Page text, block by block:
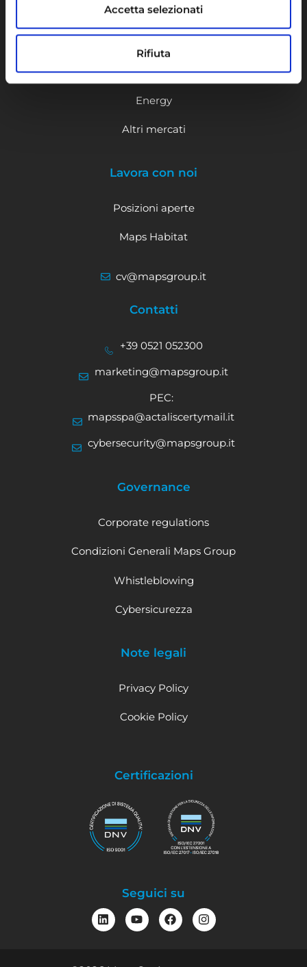
Accetta selezionati
Rifiuta
Mercati
Healthcare
Energy
Altri mercati
Lavora con noi
Posizioni aperte
Maps Habitat
cv@mapsgroup.it
Contatti
+39 0521 052300
marketing@mapsgroup.it
PEC:
mapsspa@actaliscertymail.it
cybersecurity@mapsgroup.it
Governance
Corporate regulations
Condizioni Generali Maps Group
Whistleblowing
Cybersicurezza
Note legali
Privacy Policy
Cookie Policy
Certificazioni
Seguici su